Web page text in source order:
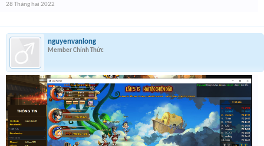
28 Tháng hai 2022
nguyenvanlong
Member Chính Thức